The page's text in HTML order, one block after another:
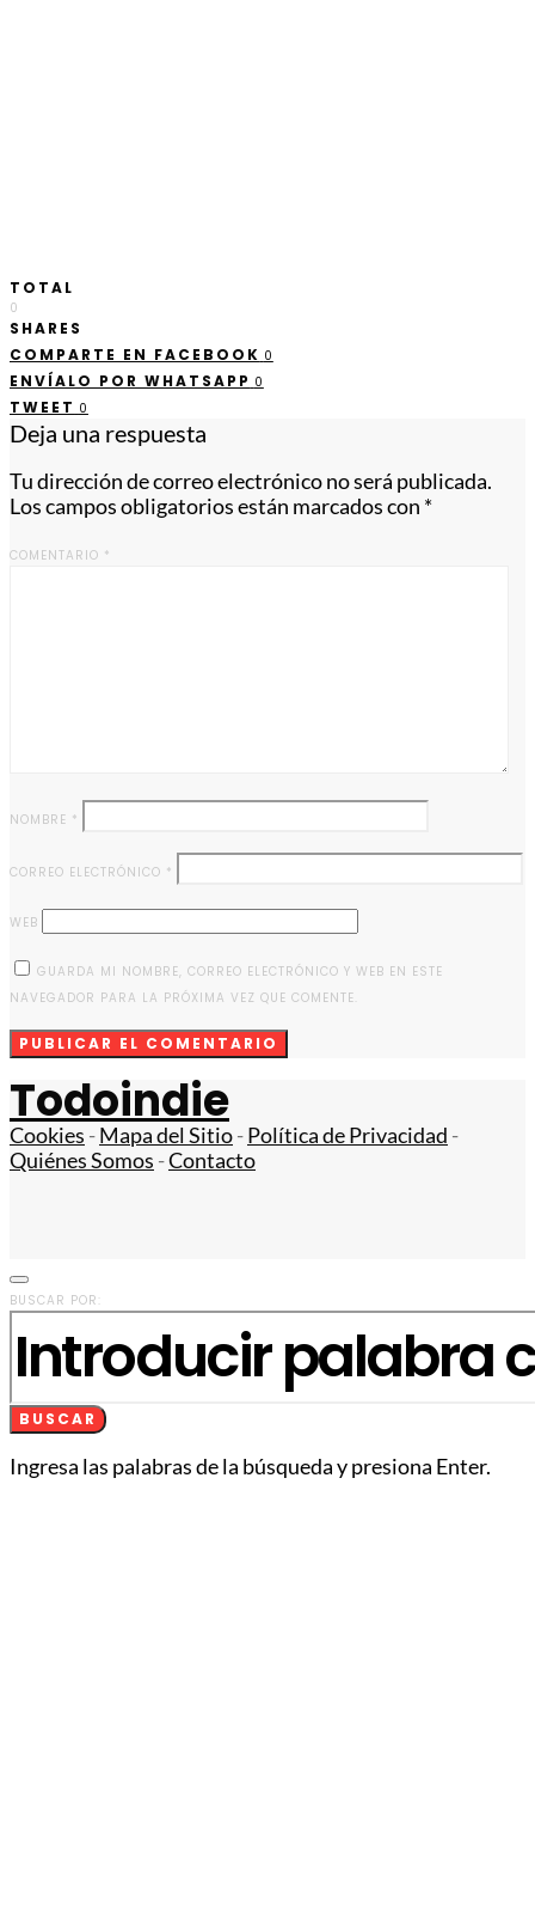
TOTAL
0
SHARES
COMPARTE EN FACEBOOK 0
ENVÍALO POR WHATSAPP 0
TWEET 0
Deja una respuesta
Tu dirección de correo electrónico no será publicada.
Los campos obligatorios están marcados con *
COMENTARIO *
NOMBRE *
CORREO ELECTRÓNICO *
WEB
GUARDA MI NOMBRE, CORREO ELECTRÓNICO Y WEB EN ESTE
NAVEGADOR PARA LA PRÓXIMA VEZ QUE COMENTE.
Todoindie
Cookies -Mapa del Sitio-Política de Privacidad -
Quiénes Somos -Contacto
BUSCAR POR:
BUSCAR
Ingresa las palabras de la búsqueda y presiona Enter.